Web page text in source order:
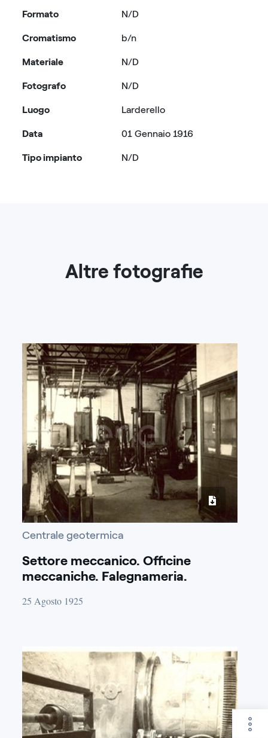
Formato
Cromatismo
Materiale
N/D
b/n
N/D
Fotografo
Luogo
Data
Tipo impianto
N/D
Larderello
01 Gennaio 1916
N/D
Altre fotografie
Centrale geotermica
Settore meccanico. Officine
meccaniche. Falegnameria.
25 Agosto 1925